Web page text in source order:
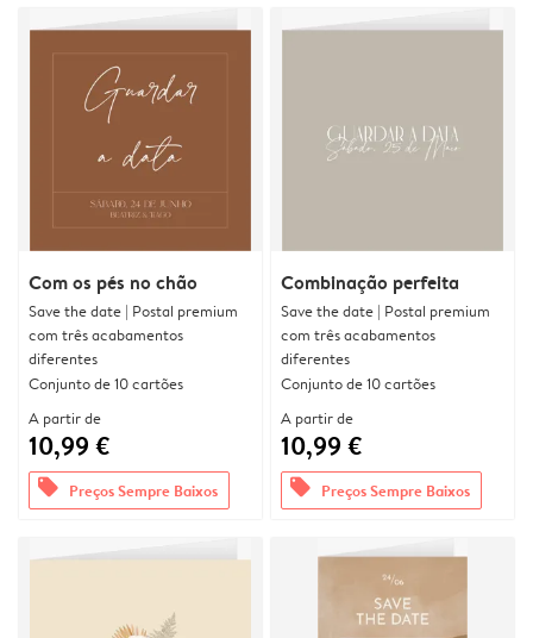
Com os pés no chão
Save the date | Postal premium
com três acabamentos
diferentes
Conjunto de 10 cartões
A partir de
10,99 €
offers Preços Sempre Baixos
Combinação perfeita
Save the date | Postal premium
com três acabamentos
diferentes
Conjunto de 10 cartões
A partir de
10,99 €
offers Preços Sempre Baixos